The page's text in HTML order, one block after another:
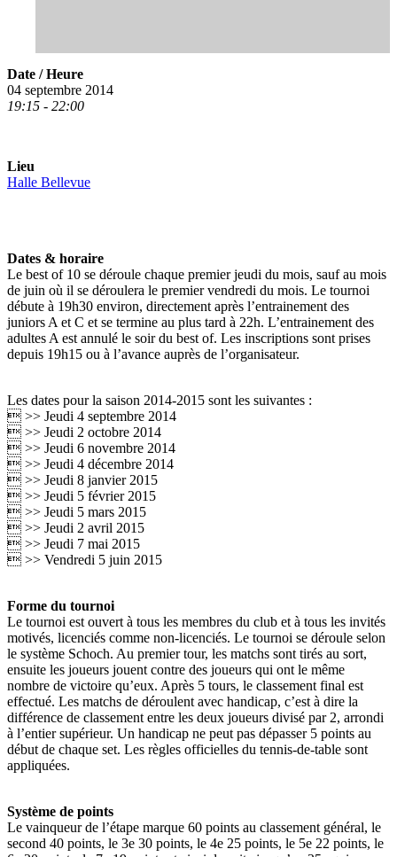
Date / Heure
04 septembre 2014
19:15 - 22:00
Lieu
Halle Bellevue
Dates & horaire
Le best of 10 se déroule chaque premier jeudi du mois, sauf au mois
de juin où il se déroulera le premier vendredi du mois. Le tournoi
débute à 19h30 environ, directement après l’entrainement des
juniors A et C et se termine au plus tard à 22h. L’entrainement des
adultes A est annulé le soir du best of. Les inscriptions sont prises
depuis 19h15 ou à l’avance auprès de l’organisateur.
Les dates pour la saison 2014-2015 sont les suivantes :
 >> Jeudi 4 septembre 2014
 >> Jeudi 2 octobre 2014
 >> Jeudi 6 novembre 2014
 >> Jeudi 4 décembre 2014
 >> Jeudi 8 janvier 2015
 >> Jeudi 5 février 2015
 >> Jeudi 5 mars 2015
 >> Jeudi 2 avril 2015
 >> Jeudi 7 mai 2015
 >> Vendredi 5 juin 2015
Forme du tournoi
Le tournoi est ouvert à tous les membres du club et à tous les invités
motivés, licenciés comme non-licenciés. Le tournoi se déroule selon
le système Schoch. Au premier tour, les matchs sont tirés au sort,
ensuite les joueurs jouent contre des joueurs qui ont le même
nombre de victoire qu’eux. Après 5 tours, le classement final est
effectué. Les matchs de déroulent avec handicap, c’est à dire la
différence de classement entre les deux joueurs divisé par 2, arrondi
à l’entier supérieur. Un handicap ne peut pas dépasser 5 points au
début de chaque set. Les règles officielles du tennis-de-table sont
appliquées.
Système de points
Le vainqueur de l’étape marque 60 points au classement général, le
second 40 points, le 3e 30 points, le 4e 25 points, le 5e 22 points, le